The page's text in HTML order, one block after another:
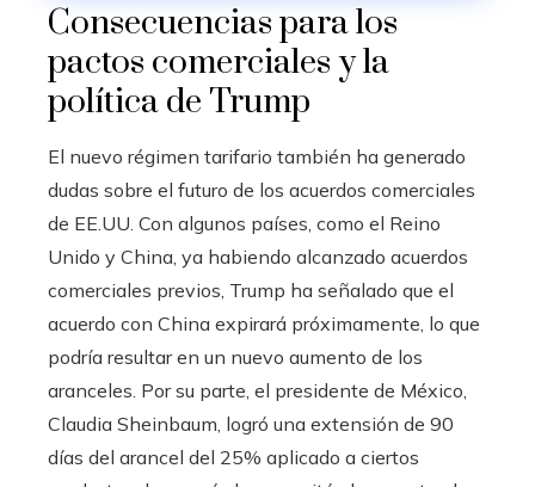
Consecuencias para los
pactos comerciales y la
política de Trump
El nuevo régimen tarifario también ha generado
dudas sobre el futuro de los acuerdos comerciales
de EE.UU. Con algunos países, como el Reino
Unido y China, ya habiendo alcanzado acuerdos
comerciales previos, Trump ha señalado que el
acuerdo con China expirará próximamente, lo que
podría resultar en un nuevo aumento de los
aranceles. Por su parte, el presidente de México,
Claudia Sheinbaum, logró una extensión de 90
días del arancel del 25% aplicado a ciertos